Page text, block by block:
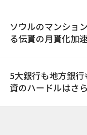
ソウルのマンショ
る伝貰の月貰化加
5大銀行も地方銀
資のハードルはさ